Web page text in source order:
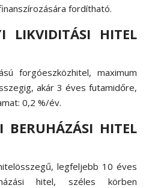
fordítható.
LIKVIDITÁSI HITEL
forgóeszközhitel, maximum
akár 3 éves futamidőre,
0,2 %/év.
BERUHÁZÁSI HITEL
legfeljebb 10 éves
hitel, széles körben